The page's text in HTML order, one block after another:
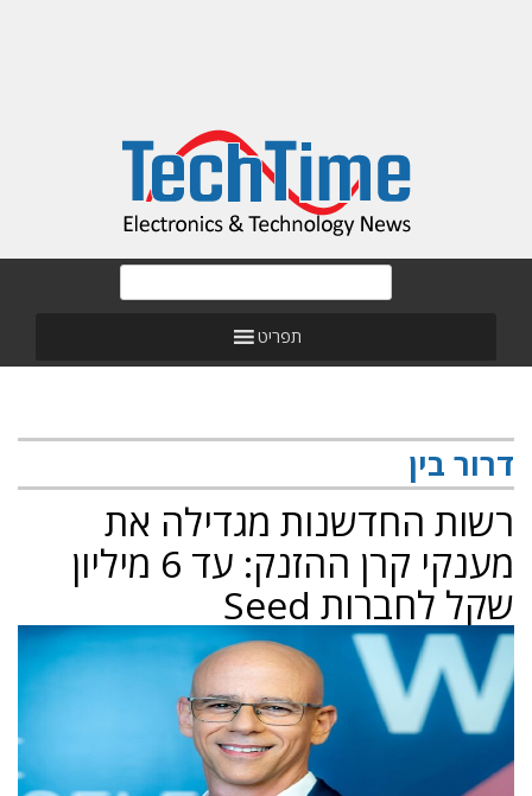
תפריט
דרור בין
רשות החדשנות מגדילה את
מענקי קרן ההזנק: עד 6 מיליון
שקל לחברות Seed